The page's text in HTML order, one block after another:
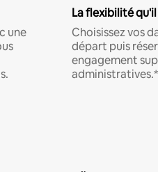
une
La flexibilité
Choisissez vos
départ puis
engagement
administratives.*